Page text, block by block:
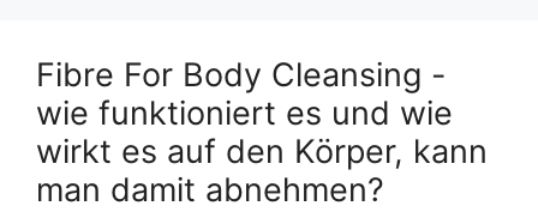
Fibre For Body Cleansing -
wie funktioniert es und wie
wirkt es auf den Körper, kann
man damit abnehmen?